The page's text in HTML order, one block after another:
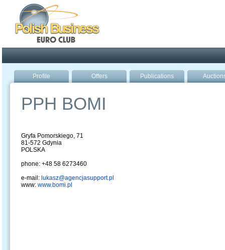
Profile Offers Publications
PPH BOMI
Gryfa Pomorskiego, 71
81-572 Gdynia
POLSKA
phone: +48 58 6273460
e-mail: lukasz@agencjasupport.pl
www: www.bomi.pl